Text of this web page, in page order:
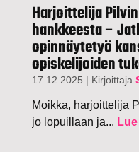
Harjoittelija
hankkeesta –
opinnäytetyö
opiskelijoiden
17.12.2025 | Kirjoittaja
Moikka, harjoittelija
jo lopuillaan ja...